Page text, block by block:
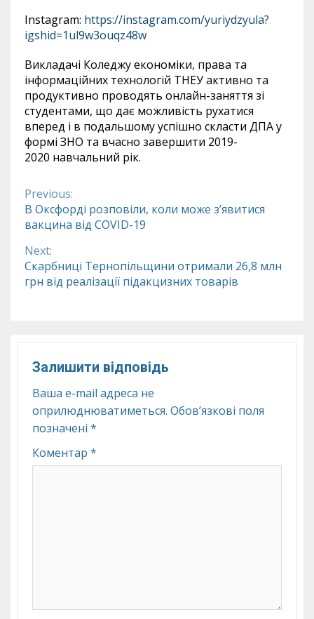
Instagram: https://instagram.com/yuriydzyula?
igshid=1ul9w3ouqz48w
Викладачі Коледжу економіки, права та
інформаційних технологій ТНЕУ активно та
продуктивно проводять онлайн-заняття зі
студентами, що дає можливість рухатися
вперед і в подальшому успішно скласти ДПА у
формі ЗНО та вчасно завершити 2019-
2020 навчальний рік.
Continue
Reading
Previous:
В Оксфорді розповіли, коли може з’явитися
вакцина від COVID-19
Next:
Скарбниці Тернопільщини отримали 26,8 млн
грн від реалізації підакцизних товарів
Залишити відповідь
Ваша e-mail адреса не
оприлюднюватиметься. Обов’язкові поля
позначені *
Коментар *